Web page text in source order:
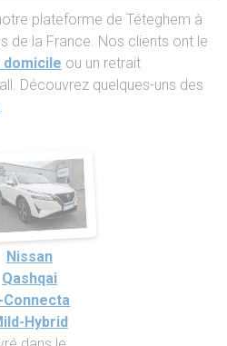
plateforme de Téteghem à
de la France. Nos clients ont le
domicile ou un retrait
Découvrez quelques-uns des
.
Nissan
Qashqai
Connecta
Hybrid